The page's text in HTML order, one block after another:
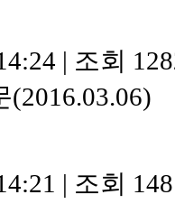
| 조회
| 조회